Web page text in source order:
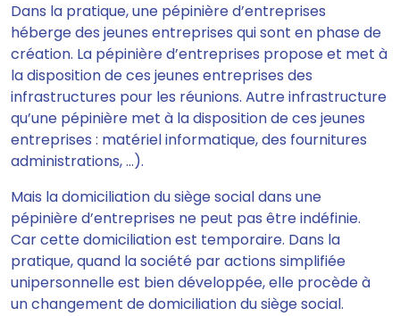
Dans la pratique, une pépinière d’entreprises
héberge des jeunes entreprises qui sont en phase de
création. La pépinière d’entreprises propose et met à
la disposition de ces jeunes entreprises des
infrastructures pour les réunions. Autre infrastructure
qu’une pépinière met à la disposition de ces jeunes
entreprises : matériel informatique, des fournitures
administrations, ...).
Mais la domiciliation du siège social dans une
pépinière d’entreprises ne peut pas être indéfinie.
Car cette domiciliation est temporaire. Dans la
pratique, quand la société par actions simplifiée
unipersonnelle est bien développée, elle procède à
un changement de domiciliation du siège social.